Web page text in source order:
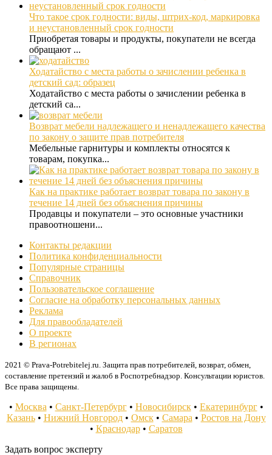
Что такое срок годности: виды, штрих-код, маркировка
и неустановленный срок годности
Приобретая товары и продукты, покупатели не всегда
обращают ...
Ходатайство с места работы о зачислении ребенка в
детский сад: образец
Ходатайство с места работы о зачислении ребенка в
детский са...
Возврат мебели надлежащего и ненадлежащего качества
по закону о защите прав потребителя
Мебельные гарнитуры и комплекты относятся к
товарам, покупка...
Как на практике работает возврат товара по закону в
течение 14 дней без объяснения причины
Продавцы и покупатели – это основные участники
правоотношени...
Контакты редакции
Политика конфиденциальности
Популярные страницы
Справочник
Пользовательское соглашение
Согласие на обработку персональных данных
Реклама
Для правообладателей
О проекте
В регионах
2021 © Prava-Potrebitelej.ru. Защита прав потребителей, возврат, обмен,
составление претензий и жалоб в Роспотребнадзор. Консультации юристов.
Все права защищены.
• Москва • Санкт-Петербург• Новосибирск• Екатеринбург•
Казань• Нижний Новгород• Омск• Самара • Ростов на Дону
• Краснодар• Саратов
Задать вопрос эксперту